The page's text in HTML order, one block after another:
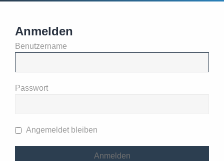
Anmelden
Benutzername
Passwort
Angemeldet bleiben